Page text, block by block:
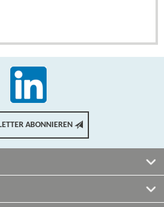
ABONNIEREN